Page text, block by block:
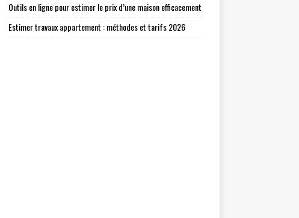
Outils en ligne pour estimer le prix d’une maison efficacement
Estimer travaux appartement : méthodes et tarifs 2026